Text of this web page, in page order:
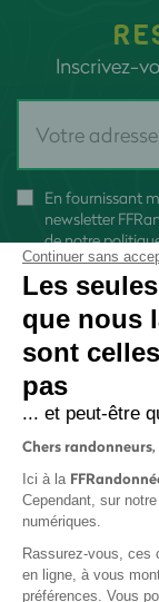
Inscrivez-
En fournissant
newsletter
denotre
Continuer sans
Les
que nous
sont
pas
... et peut-être
Chers randonneurs,
Ici à la
Cependant, sur
numériques.
Rassurez-vous, ces
en ligne, à vous
préférences. Vous